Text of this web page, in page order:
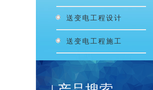
送变电工程设计
送变电工程施工